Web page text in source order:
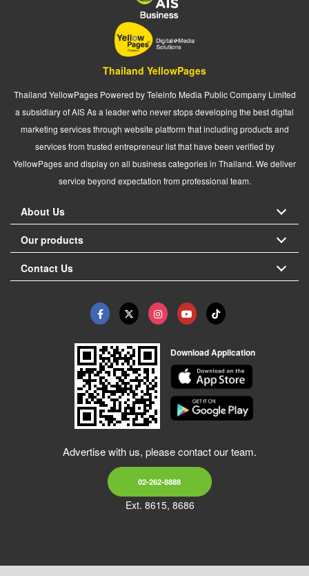
Thailand YellowPages
Thailand YellowPages Powered by Teleinfo Media Public Company Limited
a subsidiary of AIS As a leader who never stops developing the best digital
marketing services through website platform that including products and
services from trusted entrepreneur list that have been verified by
YellowPages and display on all business categories in Thailand. We deliver
service beyond expectation from professional team.
About Us
Our products
Contact Us
Download Application
Advertise with us, please contact our team.
02-262-8888
Ext. 8615, 8686